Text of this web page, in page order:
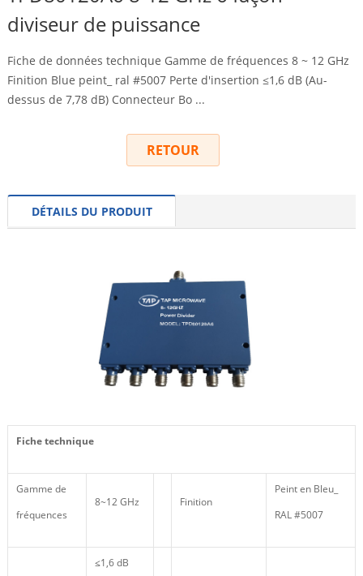
diviseur de puissance
Fiche de données technique Gamme de fréquences 8 ~ 12 GHz
Finition Blue peint_ ral #5007 Perte d'insertion ≤1,6 dB (Au-
dessus de 7,78 dB) Connecteur Bo ...
RETOUR
DÉTAILS DU PRODUIT
Fiche technique
Gamme de
fréquences
8~12 GHz Finition
Peint en Bleu_
RAL #5007
≤1,6 dB